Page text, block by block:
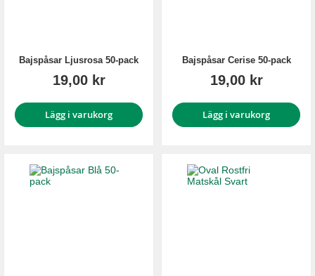
Bajspåsar Ljusrosa 50-pack
19,00 kr
Lägg i varukorg
Bajspåsar Cerise 50-pack
19,00 kr
Lägg i varukorg